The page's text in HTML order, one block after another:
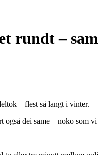
rundt –
– flest så langt i vinter.
dei same – noko som